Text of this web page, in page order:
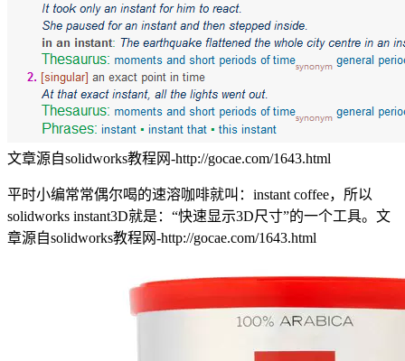
文章源自solidworks教程网-http://gocae.com/1643.html
平时小编常常偶尔喝的速溶咖啡就叫：instant coffee，所以
solidworks instant3D就是：“快速显示3D尺寸”的一个工具。 文
章源自solidworks教程网-http://gocae.com/1643.html